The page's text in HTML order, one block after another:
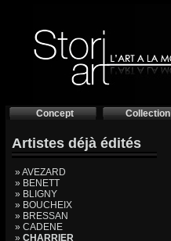
Concept Collection
Artistes déjà édités
» AVEZARD
» BENETT
» BLIGNY
» BOUCHEIX
» BRESSAN
» CADENE
» CHARRIER